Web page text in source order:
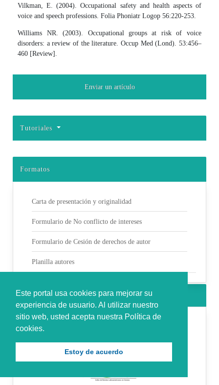
Este portal usa cookies para mejorar su
experiencia de usuario. Al utilizar nuestro
sitio web, usted acepta nuestra Política de
cookies.
Estoy de acuerdo
Vilkman, E. (2004). Occupational safety and health aspects of
voice and speech professions. Folia Phoniatr Logop 56:220-253.
Williams NR. (2003). Occupational groups at risk of voice
disorders: a review of the literature. Occup Med (Lond). 53:456–
460 [Review].
Enviar un artículo
Tutoriales
Formatos
Carta de presentación y originalidad
Formulario de No conflicto de intereses
Formulario de Cesión de derechos de autor
Planilla autores
Indexada en